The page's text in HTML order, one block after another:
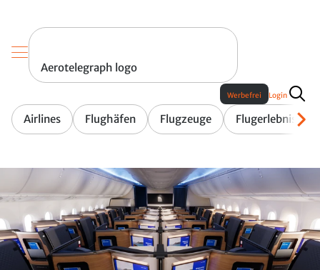
Aerotelegraph logo
Airlines Flughäfen Flugzeuge Flugerlebnis
Werbefrei Login